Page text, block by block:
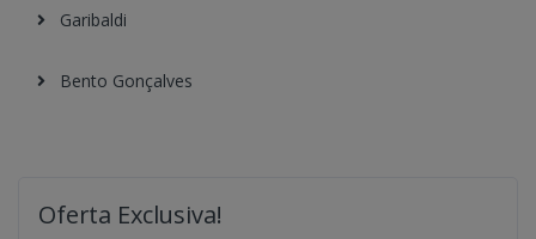
Garibaldi
Bento Gonçalves
Oferta Exclusiva!